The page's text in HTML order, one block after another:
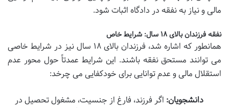
مالی و نیاز به نفقه در دادگاه اثبات شود.
نفقه فرزندان بالای ۱۸ سال: شرایط خاص
همانطور که اشاره شد، فرزندان بالای ۱۸ سال نیز در شرایط خاصی
می توانند مستحق نفقه باشند. این شرایط عمدتاً حول محور عدم
استقلال مالی و عدم توانایی برای خودکفایی می چرخد:
دانشجویان: اگر فرزند، فارغ از جنسیت، مشغول تحصیل در